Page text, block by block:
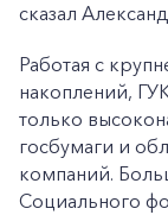
сказал
Работая с
накоплений,
только
госбумаги и
компаний.
Социального